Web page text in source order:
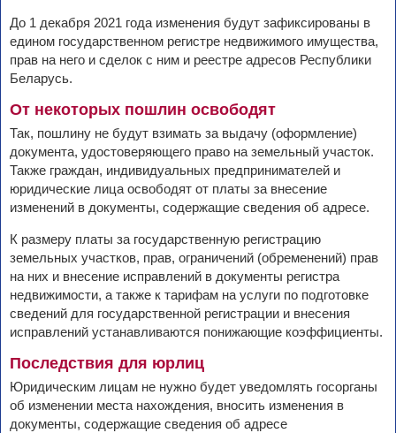
До 1 декабря 2021 года изменения будут зафиксированы в
едином государственном регистре недвижимого имущества,
прав на него и сделок с ним и реестре адресов Республики
Беларусь.
От некоторых пошлин освободят
Так, пошлину не будут взимать за выдачу (оформление)
документа, удостоверяющего право на земельный участок.
Также граждан, индивидуальных предпринимателей и
юридические лица освободят от платы за внесение
изменений в документы, содержащие сведения об адресе.
К размеру платы за государственную регистрацию
земельных участков, прав, ограничений (обременений) прав
на них и внесение исправлений в документы регистра
недвижимости, а также к тарифам на услуги по подготовке
сведений для государственной регистрации и внесения
исправлений устанавливаются понижающие коэффициенты.
Последствия для юрлиц
Юридическим лицам не нужно будет уведомлять госорганы
об изменении места нахождения, вносить изменения в
документы, содержащие сведения об адресе